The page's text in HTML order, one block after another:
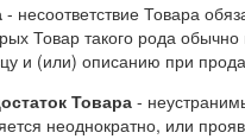
- несоответствие Товара
Товар такого рода
и (или) описанию при
Товара-
неоднократно, или